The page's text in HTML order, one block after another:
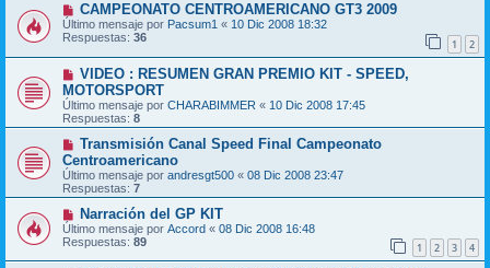
CAMPEONATO CENTROAMERICANO GT3 2009
Último mensaje por Pacsum1 « 10 Dic 2008 18:32
Respuestas: 36 1 2
VIDEO : RESUMEN GRAN PREMIO KIT - SPEED,
MOTORSPORT
Último mensaje por CHARABIMMER « 10 Dic 2008 17:45
Respuestas: 8
Transmisión Canal Speed Final Campeonato
Centroamericano
Último mensaje por andresgt500 « 08 Dic 2008 23:47
Respuestas: 7
Narración del GP KIT
Último mensaje por Accord « 08 Dic 2008 16:48
Respuestas: 89 1 2 3 4